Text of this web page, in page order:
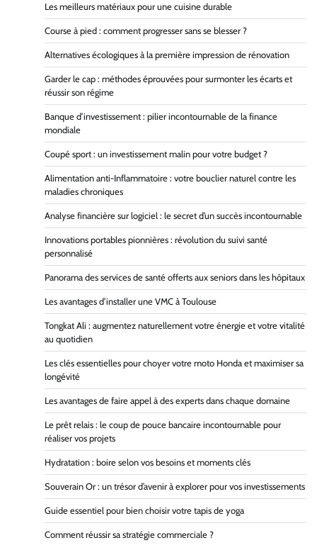
Les meilleurs matériaux pour une cuisine durable
Course à pied : comment progresser sans se blesser ?
Alternatives écologiques à la première impression de rénovation
Garder le cap : méthodes éprouvées pour surmonter les écarts et
réussir son régime
Banque d’investissement : pilier incontournable de la finance
mondiale
Coupé sport : un investissement malin pour votre budget ?
Alimentation anti-Inflammatoire : votre bouclier naturel contre les
maladies chroniques
Analyse financière sur logiciel : le secret d’un succès incontournable
Innovations portables pionnières : révolution du suivi santé
personnalisé
Panorama des services de santé offerts aux seniors dans les hôpitaux
Les avantages d’installer une VMC à Toulouse
Tongkat Ali : augmentez naturellement votre énergie et votre vitalité
au quotidien
Les clés essentielles pour choyer votre moto Honda et maximiser sa
longévité
Les avantages de faire appel à des experts dans chaque domaine
Le prêt relais : le coup de pouce bancaire incontournable pour
réaliser vos projets
Hydratation : boire selon vos besoins et moments clés
Souverain Or : un trésor d’avenir à explorer pour vos investissements
Guide essentiel pour bien choisir votre tapis de yoga
Comment réussir sa stratégie commerciale ?